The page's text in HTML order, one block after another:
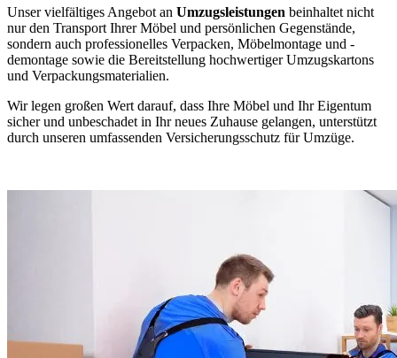
Unser vielfältiges Angebot an Umzugsleistungen beinhaltet nicht
nur den Transport Ihrer Möbel und persönlichen Gegenstände,
sondern auch professionelles Verpacken, Möbelmontage und -
demontage sowie die Bereitstellung hochwertiger Umzugskartons
und Verpackungsmaterialien.
Wir legen großen Wert darauf, dass Ihre Möbel und Ihr Eigentum
sicher und unbeschadet in Ihr neues Zuhause gelangen, unterstützt
durch unseren umfassenden Versicherungsschutz für Umzüge.